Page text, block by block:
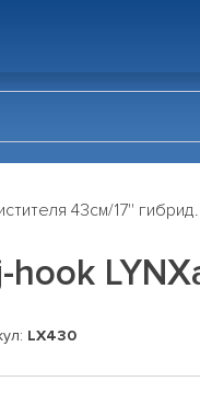
43см/17''
LX430